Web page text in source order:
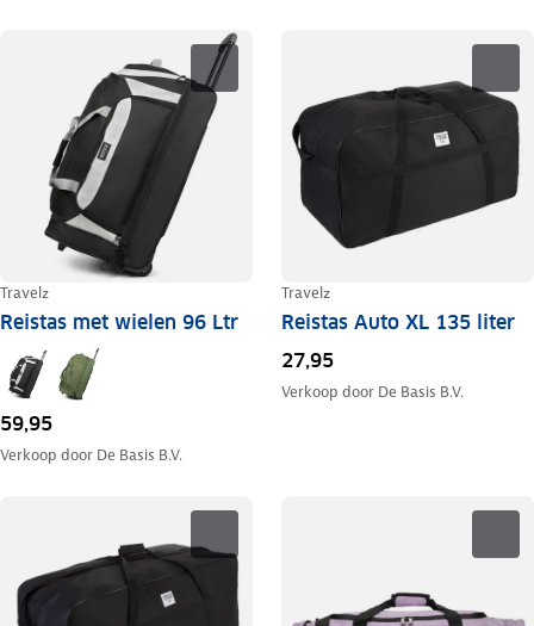
Travelz
Reistas met wielen 96 Ltr
59,95
Verkoop door De Basis B.V.
Travelz
Reistas Auto XL 135 liter
27,95
Verkoop door De Basis B.V.